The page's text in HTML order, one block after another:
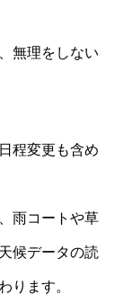
無理をしない
程変更も含め
雨コートや草
候データの読
ります。